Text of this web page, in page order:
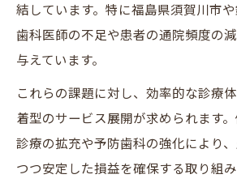
結しています。特に福島県須賀川市
歯科医師の不足や患者の通院頻度の
与えています。
これらの課題に対し、効率的な診療
着型のサービス展開が求められます
診療の拡充や予防歯科の強化により
つつ安定した損益を確保する取り組み